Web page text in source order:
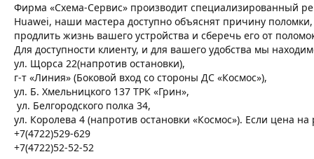
Фирма «Схема-Сервис» производит специализированный
Huawei, наши мастера доступно объяснят причину
продлить жизнь вашего устройства и сберечь его от
Для доступности клиенту, и для вашего удобства мы
ул. Щорса 22(напротив остановки),
г-т «Линия» (Боковой вход со стороны ДС «Космос»),
ул. Б. Хмельницкого 137 ТРК «Грин»,
ул. Белгородского полка 34,
ул. Королева 4 (напротив остановки «Космос»). Если цена
+7(4722)529-629
+7(4722)52-52-52